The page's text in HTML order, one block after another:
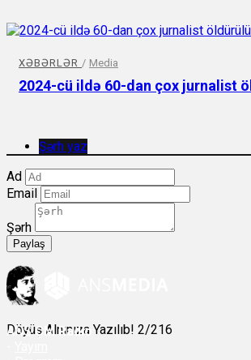
XƏBƏRLƏR / Media
2024-cü ildə 60-dan çox jurnalist
Şərh yaz
Ad
Email
Şərh
Paylaş
Döyüş Alnınıza Yazılıb! 2/216
ANSÇM Radio